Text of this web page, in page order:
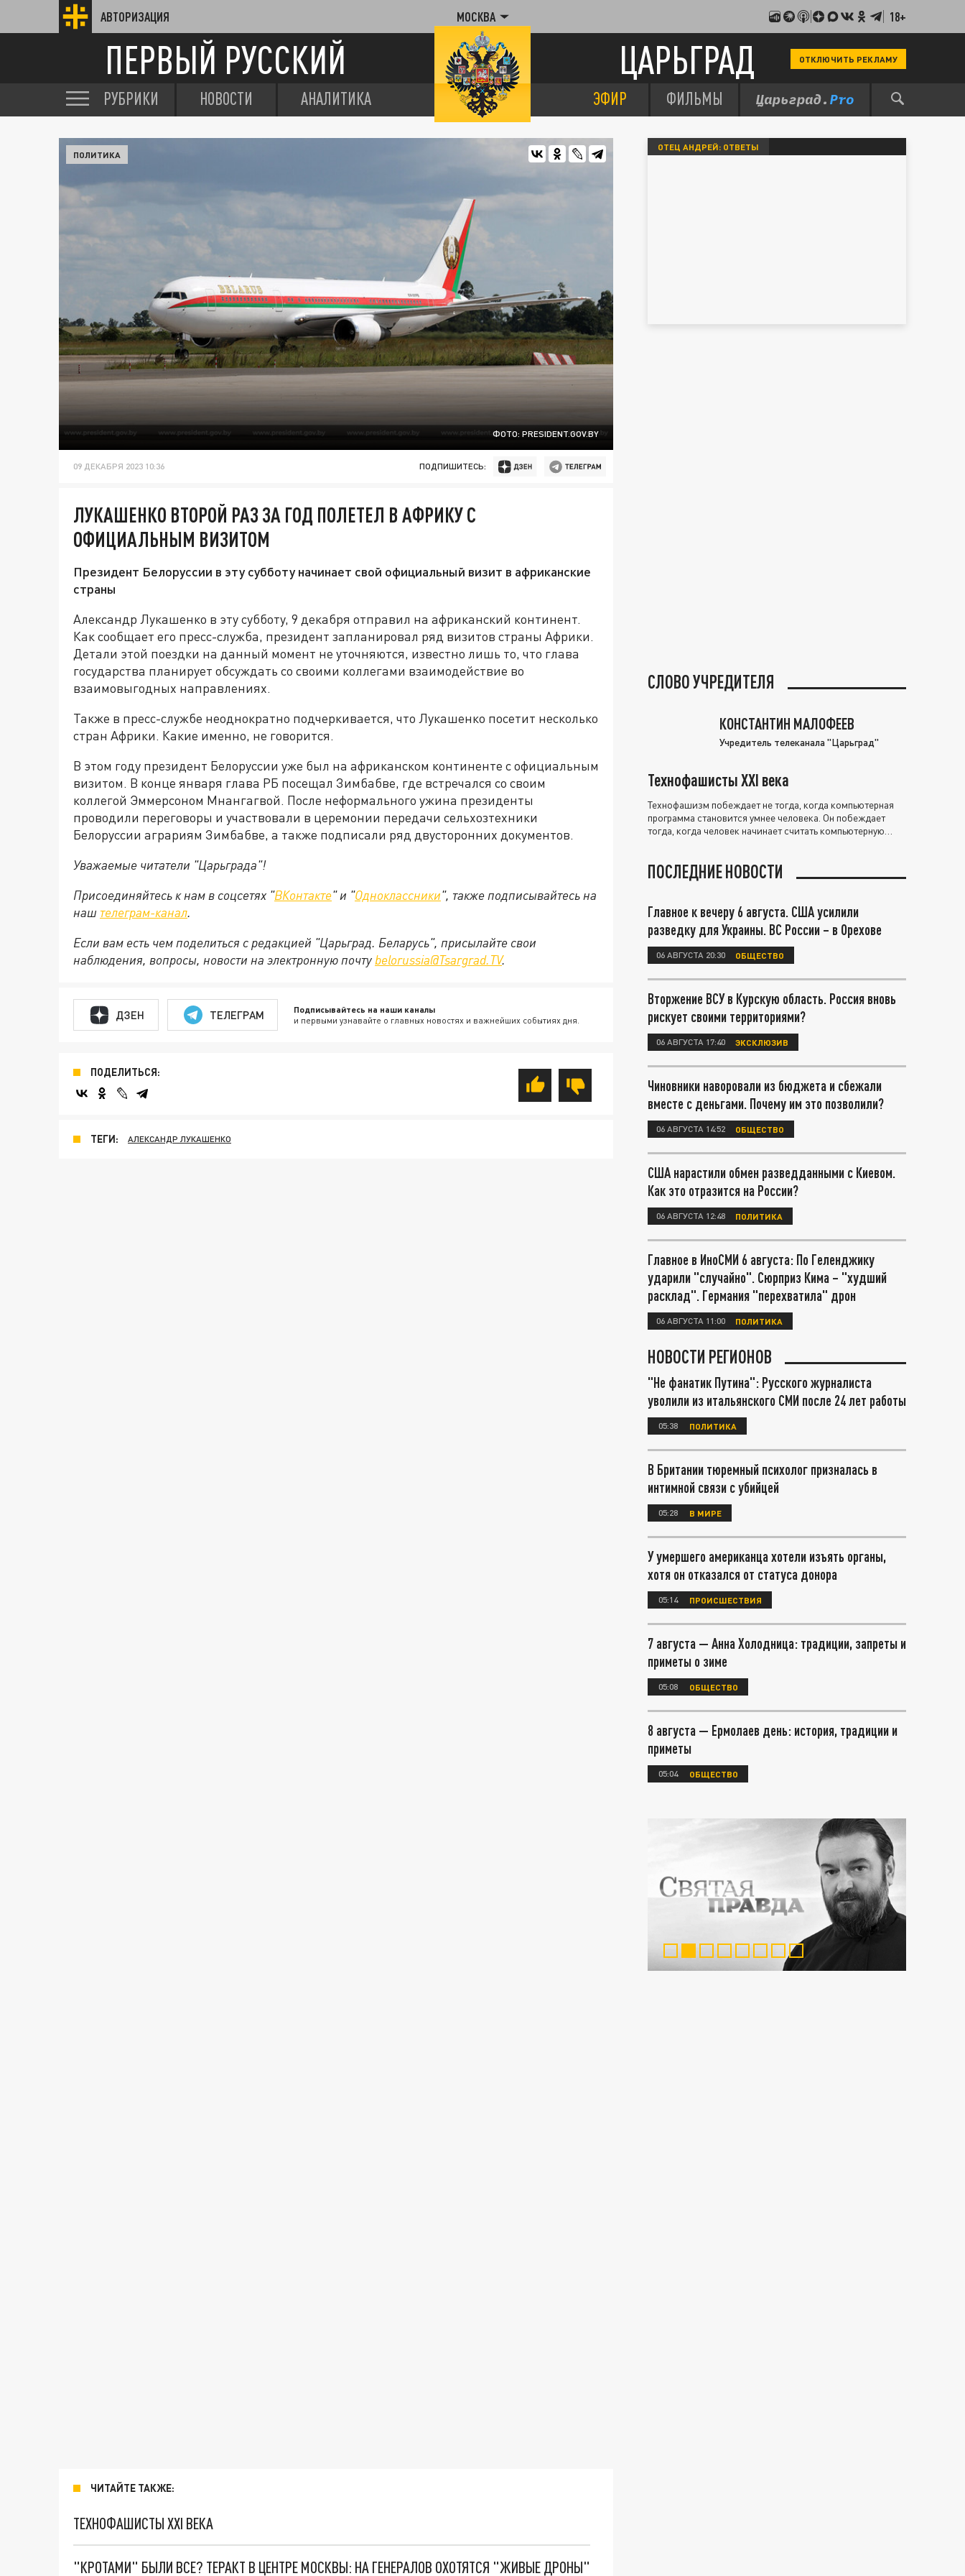
АВТОРИЗАЦИЯ МОСКВА 18+
ПЕРВЫЙ РУССКИЙ ЦАРЬГРАД ОТКЛЮЧИТЬ РЕКЛАМУ
РУБРИКИ НОВОСТИ АНАЛИТИКА ЭФИР ФИЛЬМЫ
ФОТО: PRESIDENT.GOV.BY
ПОЛИТИКА
09 ДЕКАБРЯ 2023 10:36 ПОДПИШИТЕСЬ:
ЛУКАШЕНКО ВТОРОЙ РАЗ ЗА ГОД ПОЛЕТЕЛ В АФРИКУ С
ОФИЦИАЛЬНЫМ ВИЗИТОМ
Президент Белоруссии в эту субботу начинает свой официальный визит в африканские
страны
Александр Лукашенко в эту субботу, 9 декабря отправил на африканский континент.
Как сообщает его пресс-служба, президент запланировал ряд визитов страны Африки.
Детали этой поездки на данный момент не уточняются, известно лишь то, что глава
государства планирует обсуждать со своими коллегами взаимодействие во
взаимовыгодных направлениях.
Также в пресс-службе неоднократно подчеркивается, что Лукашенко посетит несколько
стран Африки. Какие именно, не говорится.
В этом году президент Белоруссии уже был на африканском континенте с официальным
визитом. В конце января глава РБ посещал Зимбабве, где встречался со своим
коллегой Эммерсоном Мнангагвой. После неформального ужина президенты
проводили переговоры и участвовали в церемонии передачи сельхозтехники
Белоруссии аграриям Зимбабве, а также подписали ряд двусторонних документов.
Уважаемые читатели "Царьграда"!
Присоединяйтесь к нам в соцсетях "ВКонтакте" и "Одноклассники", также подписывайтесь на
наш телеграм-канал.
Если вам есть чем поделиться с редакцией "Царьград. Беларусь", присылайте свои
наблюдения, вопросы, новости на электронную почту belorussia@Tsargrad.TV.
ДЗЕН ТЕЛЕГРАМ Подписывайтесь на наши каналы
и первыми узнавайте о главных новостях и важнейших событиях дня.
ПОДЕЛИТЬСЯ:
ТЕГИ: АЛЕКСАНДР ЛУКАШЕНКО
ЧИТАЙТЕ ТАКЖЕ:
ТЕХНОФАШИСТЫ XXI ВЕКА
"КРОТАМИ" БЫЛИ ВСЕ? ТЕРАКТ В ЦЕНТРЕ МОСКВЫ: НА ГЕНЕРАЛОВ ОХОТЯТСЯ "ЖИВЫЕ ДРОНЫ"
ОТЕЦ АНДРЕЙ: ОТВЕТЫ
СЛОВО УЧРЕДИТЕЛЯ
КОНСТАНТИН МАЛОФЕЕВ
Учредитель телеканала "Царьград"
Технофашисты XXI века
Технофашизм побеждает не тогда, когда компьютерная
программа становится умнее человека. Он побеждает
тогда, когда человек начинает считать компьютерную
ПОСЛЕДНИЕ НОВОСТИ
Главное к вечеру 6 августа. США усилили
разведку для Украины. ВС России – в Орехове
06 АВГУСТА 20:30 ОБЩЕСТВО
Вторжение ВСУ в Курскую область. Россия вновь
рискует своими территориями?
06 АВГУСТА 17:40 ЭКСКЛЮЗИВ
Чиновники наворовали из бюджета и сбежали
вместе с деньгами. Почему им это позволили?
06 АВГУСТА 14:52 ОБЩЕСТВО
США нарастили обмен разведданными с Киевом.
Как это отразится на России?
06 АВГУСТА 12:48 ПОЛИТИКА
Главное в ИноСМИ 6 августа: По Геленджику
ударили "случайно". Сюрприз Кима – "худший
расклад". Германия "перехватила" дрон
06 АВГУСТА 11:00 ПОЛИТИКА
НОВОСТИ РЕГИОНОВ
"Не фанатик Путина": Русского журналиста
уволили из итальянского СМИ после 24 лет работы
05:38 ПОЛИТИКА
В Британии тюремный психолог призналась в
интимной связи с убийцей
05:28 В МИРЕ
У умершего американца хотели изъять органы,
хотя он отказался от статуса донора
05:14 ПРОИСШЕСТВИЯ
7 августа — Анна Холодница: традиции, запреты и
приметы о зиме
05:08 ОБЩЕСТВО
8 августа — Ермолаев день: история, традиции и
приметы
05:04 ОБЩЕСТВО